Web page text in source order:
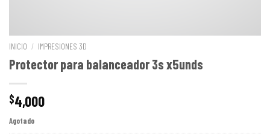
INICIO / IMPRESIONES 3D
Protector para balanceador 3s x5unds
$4,000
Agotado